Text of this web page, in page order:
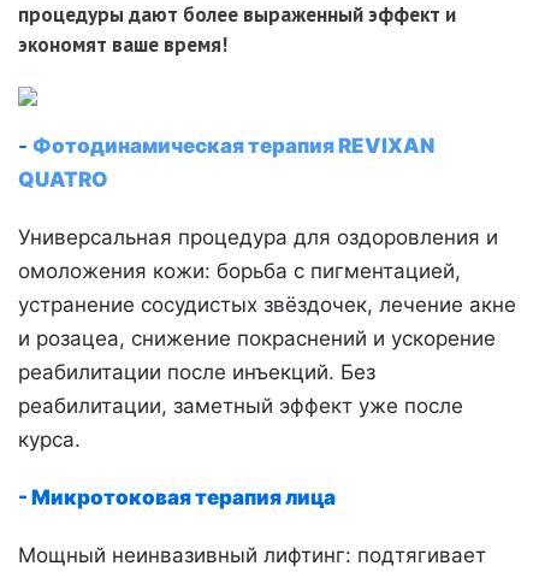
процедуры дают более выраженный эффект и
экономят ваше время!
- Фотодинамическая терапия REVIXAN
QUATRO
Универсальная процедура для оздоровления и
омоложения кожи: борьба с пигментацией,
устранение сосудистых звёздочек, лечение акне
и розацеа, снижение покраснений и ускорение
реабилитации после инъекций. Без
реабилитации, заметный эффект уже после
курса.
- Микротоковая терапия лица
Мощный неинвазивный лифтинг: подтягивает